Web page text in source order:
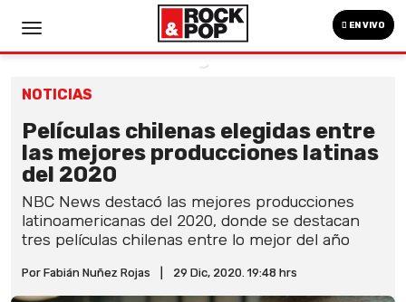
EN VIVO
NOTICIAS
Películas chilenas elegidas entre
las mejores producciones latinas
del 2020
NBC News destacó las mejores producciones
latinoamericanas del 2020, donde se destacan
tres películas chilenas entre lo mejor del año
Por Fabián Nuñez Rojas 29 Dic, 2020. 19:48 hrs